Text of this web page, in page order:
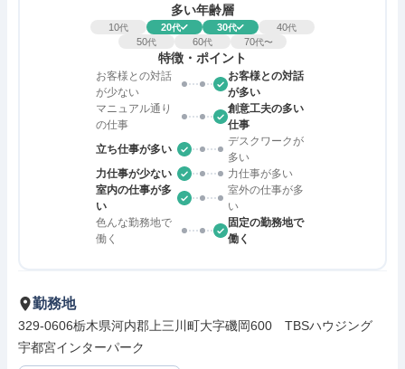
多い年齢層
10代 20代 30代 40代
50代 60代 70代〜
特徴・ポイント
お客様との対話
が少ない
お客様との対話
が多い
マニュアル通り
の仕事
創意工夫の多い
仕事
立ち仕事が多い
デスクワークが
多い
力仕事が少ない
力仕事が多い
室内の仕事が多
い
室外の仕事が多
い
色んな勤務地で
働く
固定の勤務地で
働く
勤務地
329-0606栃木県河内郡上三川町大字磯岡600　TBSハウジング
宇都宮インターパーク